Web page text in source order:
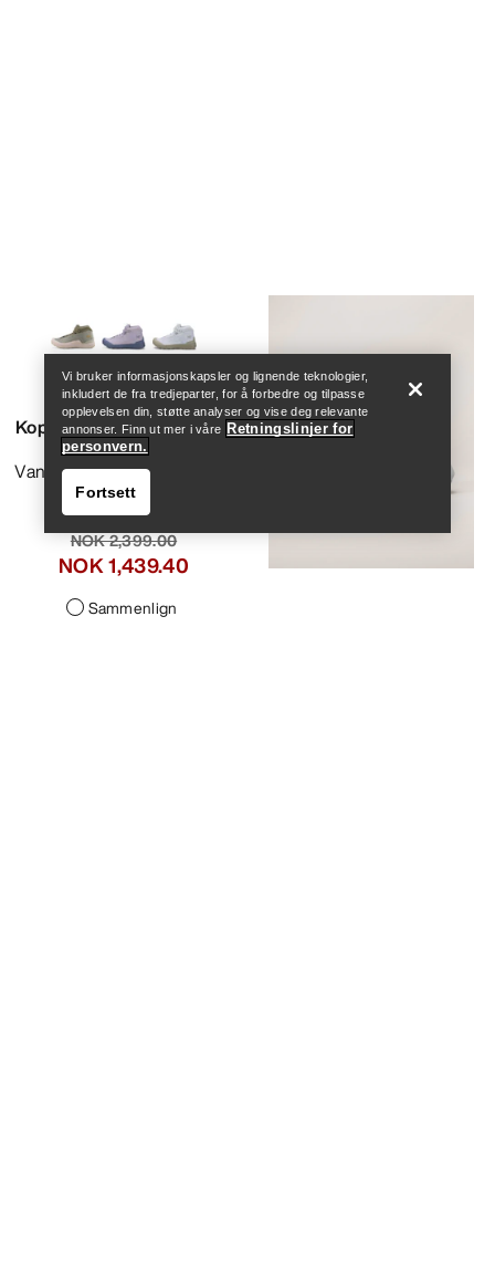
Kopec Mid GTX Sko Dame
Vanntett mellomhøy hiking-
og trekkingsko
NOK 2,399.00
NOK 1,439.40
Sammenlign
Vi bruker informasjonskapsler og lignende teknologier,
inkludert de fra tredjeparter, for å forbedre og tilpasse
opplevelsen din, støtte analyser og vise deg relevante
annonser. Finn ut mer i våre Retningslinjer for
personvern.
Fortsett